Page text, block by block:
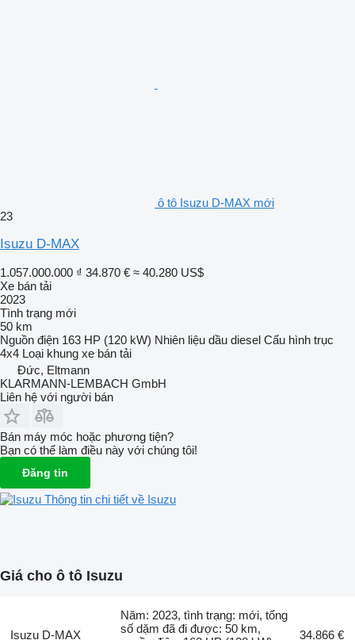
ô tô Isuzu D-MAX mới
23
Isuzu D-MAX
1.057.000.000 ₫ 34.870 € ≈ 40.280 US$
Xe bán tải
2023
Tình trạng mới
50 km
Nguồn điện 163 HP (120 kW) Nhiên liệu dầu diesel Cấu hình trục
4x4 Loại khung xe bán tải
Đức, Eltmann
KLARMANN-LEMBACH GmbH
Liên hệ với người bán
Bán máy móc hoặc phương tiện?
Bạn có thể làm điều này với chúng tôi!
Đăng tin
Thông tin chi tiết về Isuzu
Giá cho ô tô Isuzu
Isuzu D-MAX
Năm: 2023, tình trạng: mới, tổng
số dặm đã đi được: 50 km,
34.866 €